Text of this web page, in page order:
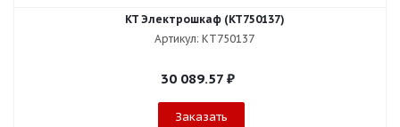
KT Электрошкаф (KT750137)
Артикул: KT750137
30 089.57 ₽
Заказать